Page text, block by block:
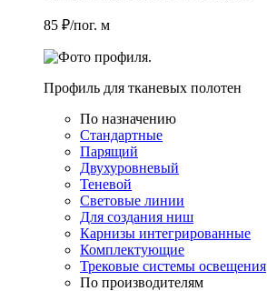
85 ₽/пог. м
Профиль для тканевых полотен
По назначению
Стандартные
Парящий
Двухуровневый
Теневой
Световые линии
Для создания ниш
Карнизы интегрированные
Комплектующие
Трековые системы освещения
По производителям